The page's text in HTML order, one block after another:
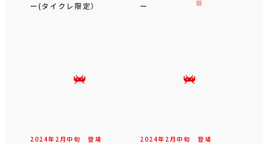
ー(タイクレ限定）
ー
2024年 2 月中旬 登場 2024年 2 月中旬 登場